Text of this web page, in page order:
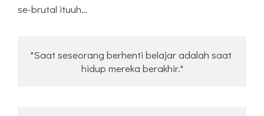
se-brutal ituuh…
"Saat seseorang berhenti belajar adalah saat
hidup mereka berakhir."